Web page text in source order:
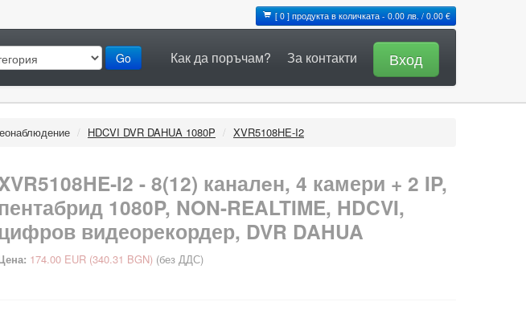
[ 0 ] продукта в количката - 0.00 лв. / 0.00 €
Как да поръчам? За контакти Вход
/ HDCVI DVR DAHUA 1080P / XVR5108HE‐I2
- 8(12) каналeн, 4 камери + 2 IP,
1080P, NON-REALTIME, HDCVI,
видеорекордер, DVR DAHUA
174.00 EUR (340.31 BGN) (без ДДС)